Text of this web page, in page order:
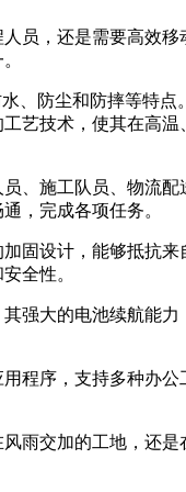
，还是需要高效
、防尘和防摔等特
艺技术，使其在高
、施工队员、物流
，完成各项任务。
加固设计，能够抵抗来
全性。
强大的电池续航能
程序，支持多种办
雨交加的工地，还